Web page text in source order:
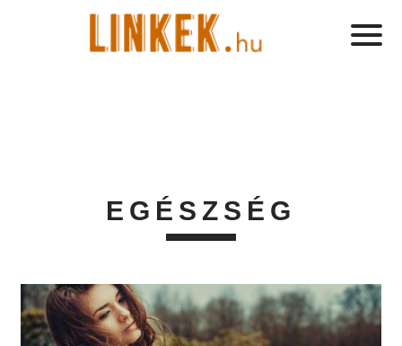
EGÉSZSÉG